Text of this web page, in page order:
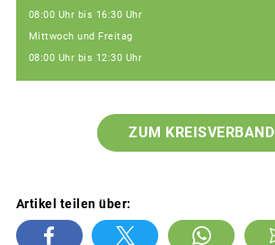
08:00 Uhr bis 16:30 Uhr
Mittwoch und Freitag
08:00 Uhr bis 12:30 Uhr
ZUM KREISVERBAND
Artikel teilen über: